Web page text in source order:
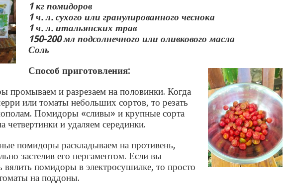
1 кг помидоров
1 ч. л. сухого или гранулированного чеснока
1 ч. л. итальянских трав
150-200 мл подсолнечного или оливкового масла
Соль
Способ приготовления:
промываем и разрезаем на половинки. Когда
или томаты небольших сортов, то резать
Помидоры «сливы» и крупные сорта
четвертинки и удаляем серединки.
помидоры раскладываем на противень,
застелив его пергаментом. Если вы
вялить помидоры в электросушилке, то просто
на поддоны.